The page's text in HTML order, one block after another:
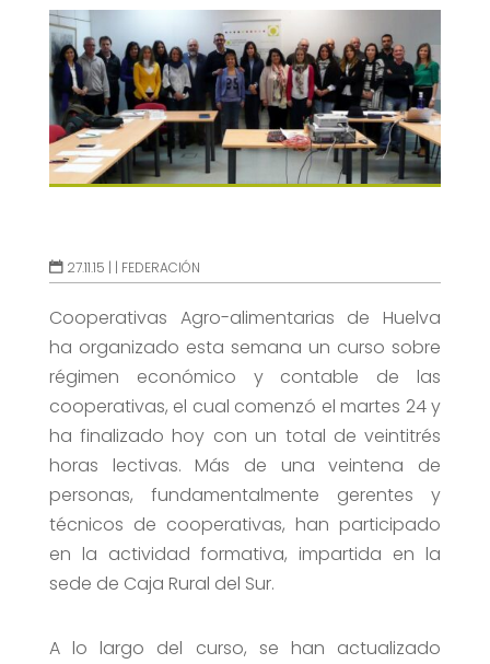
27.11.15 | | FEDERACIÓN
Cooperativas Agro-alimentarias de Huelva
ha organizado esta semana un curso sobre
régimen económico y contable de las
cooperativas, el cual comenzó el martes 24 y
ha finalizado hoy con un total de veintitrés
horas lectivas. Más de una veintena de
personas, fundamentalmente gerentes y
técnicos de cooperativas, han participado
en la actividad formativa, impartida en la
sede de Caja Rural del Sur.
A lo largo del curso, se han actualizado